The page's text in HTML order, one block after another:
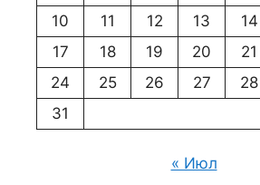
10
11 12 13 14
17
18 19 20 21
24
25 26 27 28
31
« Июл